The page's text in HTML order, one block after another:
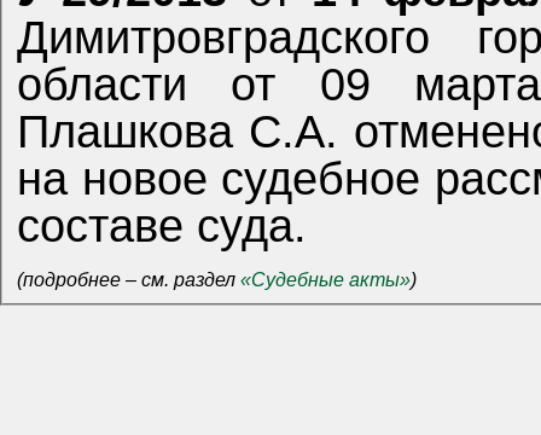
Димитровградского
области от 09
Плашкова С.А.
на новое судебное
составе суда.
(подробнее – см. раздел «Судебные акты»)